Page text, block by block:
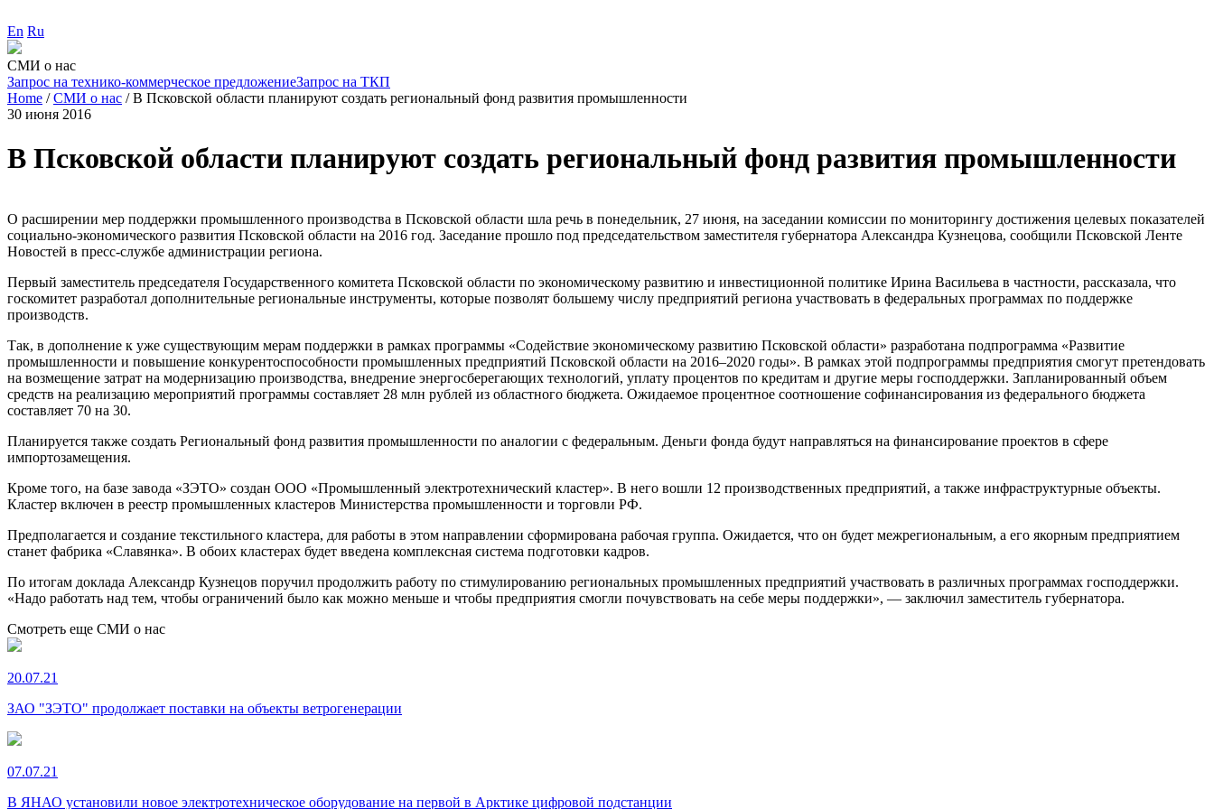
En Ru
СМИ о нас
Запрос на технико-коммерческое предложениеЗапрос на ТКП
Home /СМИ о нас /В Псковской области планируют создать региональный фонд развития промышленности
30 июня 2016
В Псковской области планируют создать региональный фонд развития промышленности
О расширении мер поддержки промышленного производства в Псковской области шла речь в понедельник, 27 июня, на заседании комиссии по мониторингу достижения целевых показателей
социально-экономического развития Псковской области на 2016 год. Заседание прошло под председательством заместителя губернатора Александра Кузнецова, сообщили Псковской Ленте
Новостей в пресс-службе администрации региона.
Первый заместитель председателя Государственного комитета Псковской области по экономическому развитию и инвестиционной политике Ирина Васильева в частности, рассказала, что
госкомитет разработал дополнительные региональные инструменты, которые позволят большему числу предприятий региона участвовать в федеральных программах по поддержке
производств.
Так, в дополнение к уже существующим мерам поддержки в рамках программы «Содействие экономическому развитию Псковской области» разработана подпрограмма «Развитие
промышленности и повышение конкурентоспособности промышленных предприятий Псковской области на 2016–2020 годы». В рамках этой подпрограммы предприятия смогут претендовать
на возмещение затрат на модернизацию производства, внедрение энергосберегающих технологий, уплату процентов по кредитам и другие меры господдержки. Запланированный объем
средств на реализацию мероприятий программы составляет 28 млн рублей из областного бюджета. Ожидаемое процентное соотношение софинансирования из федерального бюджета
составляет 70 на 30.
Планируется также создать Региональный фонд развития промышленности по аналогии с федеральным. Деньги фонда будут направляться на финансирование проектов в сфере
импортозамещения.
Кроме того, на базе завода «ЗЭТО» создан ООО «Промышленный электротехнический кластер». В него вошли 12 производственных предприятий, а также инфраструктурные объекты.
Кластер включен в реестр промышленных кластеров Министерства промышленности и торговли РФ.
Предполагается и создание текстильного кластера, для работы в этом направлении сформирована рабочая группа. Ожидается, что он будет межрегиональным, а его якорным предприятием
станет фабрика «Славянка». В обоих кластерах будет введена комплексная система подготовки кадров.
По итогам доклада Александр Кузнецов поручил продолжить работу по стимулированию региональных промышленных предприятий участвовать в различных программах господдержки.
«Надо работать над тем, чтобы ограничений было как можно меньше и чтобы предприятия смогли почувствовать на себе меры поддержки», — заключил заместитель губернатора.
Смотреть еще СМИ о нас
20.07.21
ЗАО "ЗЭТО" продолжает поставки на объекты ветрогенерации
07.07.21
В ЯНАО установили новое электротехническое оборудование на первой в Арктике цифровой подстанции